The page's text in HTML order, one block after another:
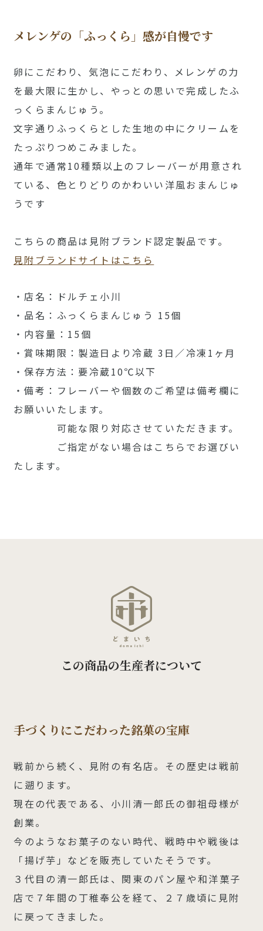
メレンゲの「ふっくら」感が自慢です
卵にこだわり、気泡にこだわり、メレンゲの力
を最大限に生かし、やっとの思いで完成したふ
っくらまんじゅう。
文字通りふっくらとした生地の中にクリームを
たっぷりつめこみました。
通年で通常10種類以上のフレーバーが用意され
ている、色とりどりのかわいい洋風おまんじゅ
うです
こちらの商品は見附ブランド認定製品です。
見附ブランドサイトはこちら
・店名：ドルチェ小川
・品名：ふっくらまんじゅう 15個
・内容量：15個
・賞味期限：製造日より冷蔵 3日／冷凍1ヶ月
・保存方法：要冷蔵10℃以下
・備考：フレーバーや個数のご希望は備考欄に
お願いいたします。
可能な限り対応させていただきます。
ご指定がない場合はこちらでお選びい
たします。
この商品の生産者について
手づくりにこだわった銘菓の宝庫
戦前から続く、見附の有名店。その歴史は戦前
に遡ります。
現在の代表である、小川清一郎氏の御祖母様が
創業。
今のようなお菓子のない時代、戦時中や戦後は
「揚げ芋」などを販売していたそうです。
３代目の清一郎氏は、関東のパン屋や和洋菓子
店で７年間の丁稚奉公を経て、２７歳頃に見附
に戻ってきました。